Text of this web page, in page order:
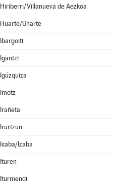
Hiriberri/Villanueva de Aezkoa
Huarte/Uharte
Ibargoiti
Igantzi
Igúzquiza
Imotz
Irañeta
Irurtzun
Isaba/Izaba
Ituren
Iturmendi